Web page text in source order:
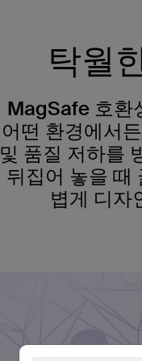
탁월
MagSafe 호환
어떤 환경에서
및 품질 저하를
뒤집어 놓을 때
볍게 디자